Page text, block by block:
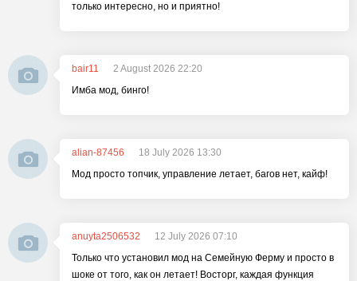
только интересно, но и приятно!
bair11
2 August 2026 22:20
Имба мод, бинго!
alian-87456
18 July 2026 13:30
Мод просто топчик, управление летает, багов нет, кайф!
anuyta2506532
12 July 2026 07:10
Только что установил мод на Семейную Ферму и просто в
шоке от того, как он летает! Восторг, каждая функция